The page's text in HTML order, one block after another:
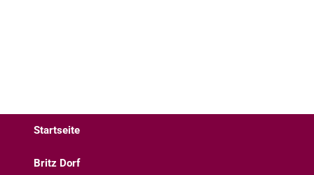
Startseite
Britz Dorf